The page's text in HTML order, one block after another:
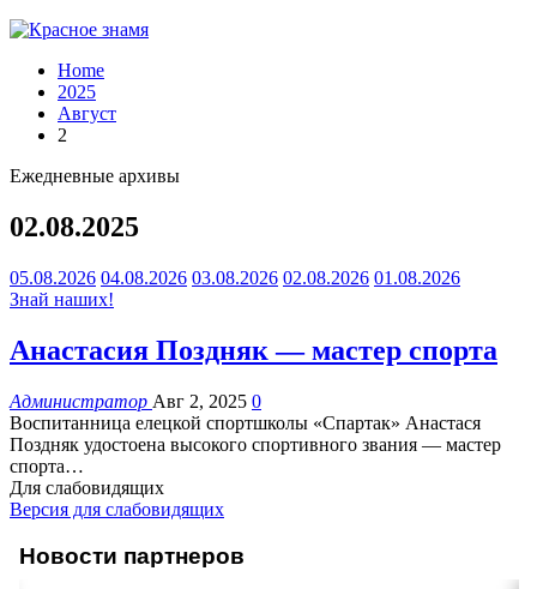
Home
2025
Август
2
Ежедневные архивы
02.08.2025
05.08.2026 04.08.2026 03.08.2026 02.08.2026 01.08.2026
Знай наших!
Анастасия Поздняк — мастер спорта
Администратор Авг 2, 2025 0
Воспитанница елецкой спортшколы «Спартак» Анастася
Поздняк удостоена высокого спортивного звания — мастер
спорта…
Для слабовидящих
Версия для слабовидящих
Новости партнеров